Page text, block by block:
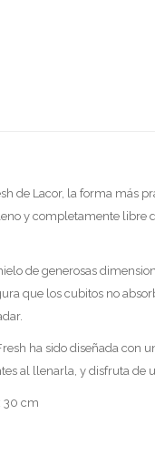
de Lacor, la forma más
y completamente libre
de generosas
que los cubitos no
ha sido diseñada con
al llenarla, y disfruta de
30 cm